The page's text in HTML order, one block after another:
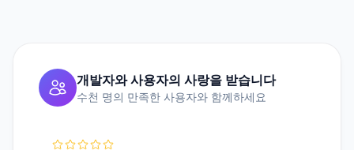
개발자와 사용자의 사랑을 받습니다
수천 명의 만족한 사용자와 함께하세요